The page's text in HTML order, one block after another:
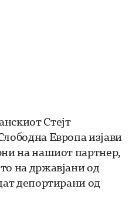
Стејт
Европа изјави
на нашиот партнер,
на државјани од
депортирани од